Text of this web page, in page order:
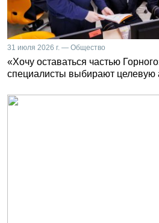
31 июля 2026 г. — Общество
«Хочу оставаться частью
специалисты выбирают целевую